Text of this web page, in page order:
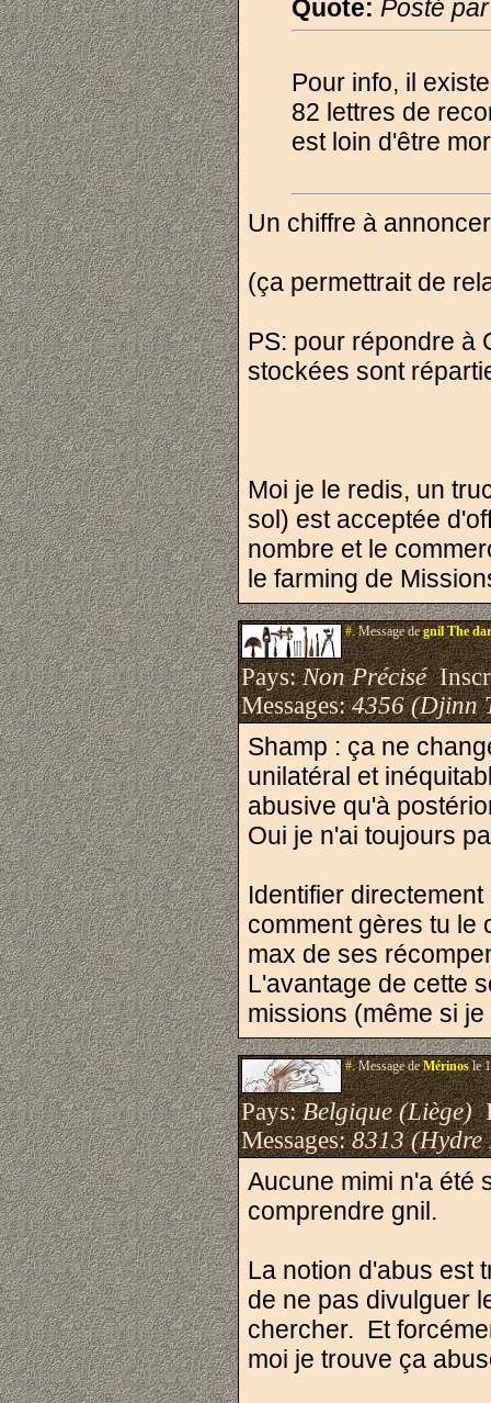
Quote: Posté
Pour info, il
82 lettres de
est loin d'être
Un chiffre à
(ça permettrait de
PS: pour répondre à
stockées sont
Moi je le redis, un
sol) est acceptée
nombre et le
le farming de
#.Message degnil The
Pays:Non Précisé
Messages:4356 (Djinn
Shamp : ça ne
unilatéral et
abusive qu'à
Oui je n'ai toujours
Identifier
comment gères tu le
max de ses
L'avantage de cette
missions (même si
#.Message deMérinosle
Pays:Belgique (Liège)
Messages:8313 (Hydre
Aucune mimi n'a été
comprendre gnil.
La notion d'abus est
de ne pas divulguer
chercher. Et
moi je trouve ça